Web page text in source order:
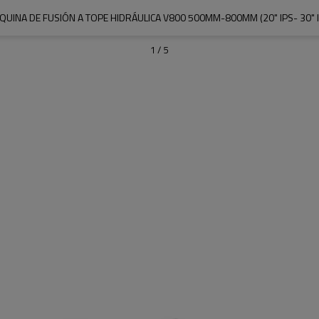
DE FUSIÓN A TOPE HIDRÁULICA V800 500MM-800MM (20" IPS- 30"
1 / 5